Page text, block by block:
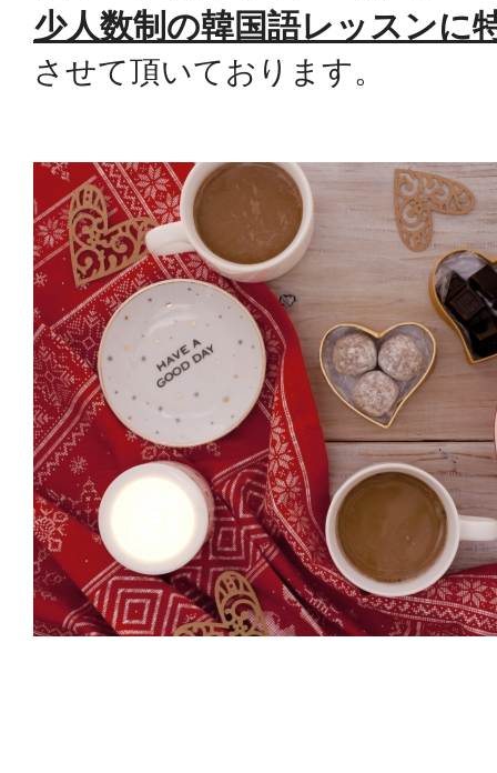
少人数制の韓国語レッスンに
させて頂いております。